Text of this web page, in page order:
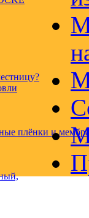
плёнки и